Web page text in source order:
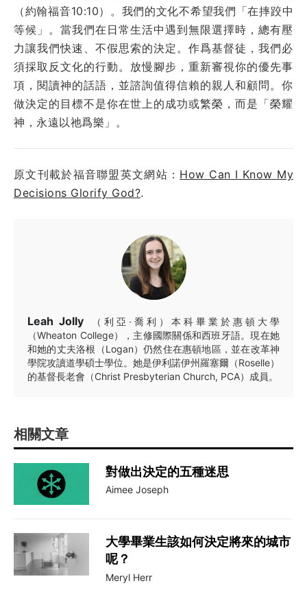
（約翰福音10:10）。我們的文化不希望我們「在摔跤中
等候」。當我們在日常生活中遇到無限選擇時，總有壓
力讓我們快速、不假思索的決定。作爲基督徒，我們必
須採取反文化的行動。放慢腳步，重新審視你的優先事
項，閱讀神的話語，並諮詢值得信賴的親人和顧問。你
做決定的目標不是你在世上的成功或繁榮，而是「榮耀
神，永遠以祂爲樂」。
原文刊載於福音聯盟英文網站： How Can I Know My
Decisions Glorify God?.
Leah Jolly
（利亞·喬利）本科畢業於惠頓大學
（Wheaton College），主修國際關係和西班牙語。現在她
和她的丈夫洛根（Logan）仍然住在惠頓地區，並在改革神
學院攻讀道學碩士學位。她是伊利諾伊州羅塞爾（Roselle）
的基督長老會（Christ Presbyterian Church, PCA）成員。
相關文章
對做出決定的五種迷思
Aimee Joseph
大學畢業生該如何決定將來的城市
呢？
Meryl Herr